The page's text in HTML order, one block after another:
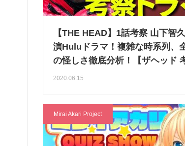
【THE HEAD】1話考察 山下智
演Huluドラマ！複雑な時系列、
の怪しさ徹底分析！【ザヘッド
2020.06.15
Mirai Akari Project